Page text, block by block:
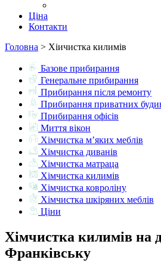
Ціна
Контакти
Головна > Хіичистка килимів
Базове прибирання
Генеральне прибирання
Прибирання після ремонту
Прибирання приватних
Прибирання офісів
Миття вікон
Хімчистка м’яких меблів
Хімчистка диванів
Хімчистка матраца
Хімчистка килимів
Хімчистка ковроліну
Хімчистка шкіряних меблів
Ціни
Хімчистка килимів на
Франківську